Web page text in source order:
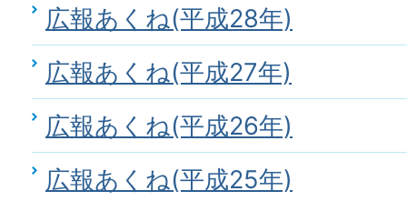
広報あくね(平成28年)
広報あくね(平成27年)
広報あくね(平成26年)
広報あくね(平成25年)